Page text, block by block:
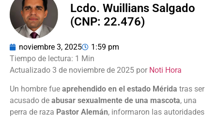
Lcdo. Wuillians Salgado
(CNP: 22.476)
noviembre 3, 2025 1:59 pm
Actualizado 3 de noviembre de 2025 por Noti Hora
Un hombre fue aprehendido en el estado Mérida tras ser
acusado de abusar sexualmente de una mascota, una
perra de raza Pastor Alemán, informaron las autoridades